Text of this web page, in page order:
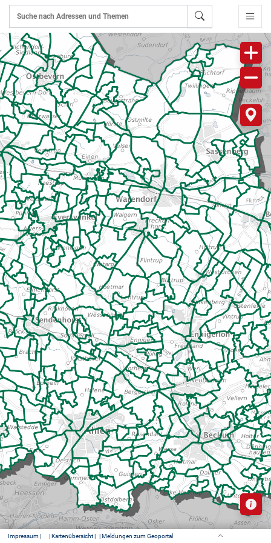
Impressum | | Kartenübersicht | | Meldungen zum Geoportal